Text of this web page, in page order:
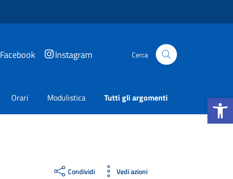
Apri la
Facebook Instagram Cerca
Orari Modulistica Tutti gli argomenti
Condividi Vedi azioni